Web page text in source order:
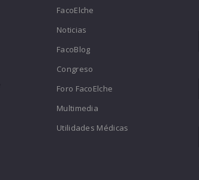
FacoElche
Noticias
FacoBlog
Congreso
Foro FacoElche
Multimedia
Utilidades Médicas